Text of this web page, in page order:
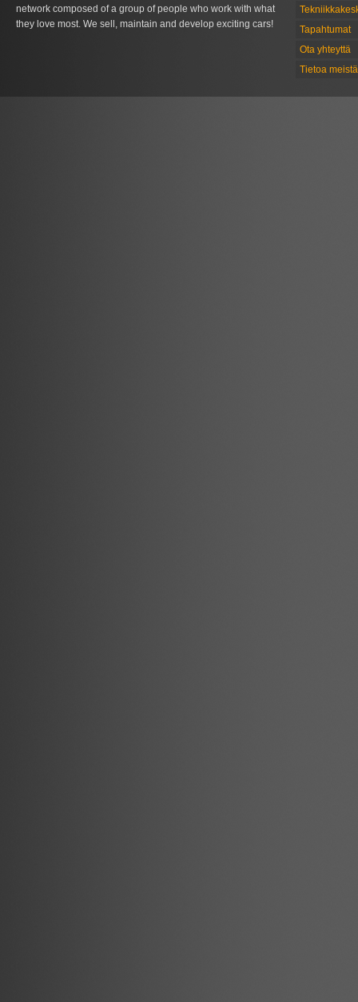
network composed of a group of people who work with what
they love most. We sell, maintain and develop exciting cars!
Tapahtumat
Ota yhteyttä
Tietoa meistä